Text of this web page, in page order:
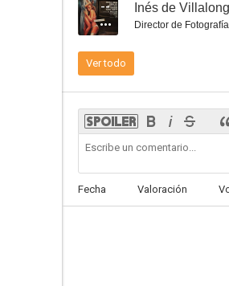
-- Inés de
Director de Fotografía
Ver todo
Fecha Valoración